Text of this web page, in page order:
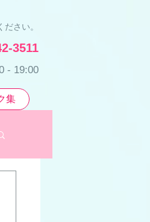
さい。
3511
- 19:00
集